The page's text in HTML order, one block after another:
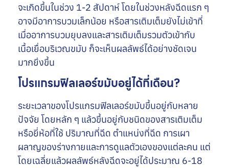
จะเกิดขึ้นในช่วง 1-2 สัปดาห์ โดยในช่วงหลังฉีดแรก ๆ
อาจมีอาการบวมเล็กน้อย หรือสารเติมเต็มยังไม่เข้าที่
เมื่ออาการบวมยุบลงและสารเติมเต็มรวมตัวเข้ากับ
เนื้อเยื่อบริเวณขมับ ก็จะเห็นผลลัพธ์ได้อย่างชัดเจน
มากยิ่งขึ้น
โปรแกรมฟิลเลอร์ขมับอยู่ได้กี่เดือน?
ระยะเวลาของโปรแกรมฟิลเลอร์ขมับขึ้นอยู่กับหลาย
ปัจจัย โดยหลัก ๆ แล้วขึ้นอยู่กับชนิดของสารเติมเต็ม
หรือยี่ห้อที่ใช้ ปริมาณที่ฉีด ตำแหน่งที่ฉีด การเผา
ผลาญของร่างกายและการดูแลตัวเองของแต่ละคน แต่
โดยเฉลี่ยแล้วผลลัพธ์หลังฉีดจะอยู่ได้ประมาณ 6-18